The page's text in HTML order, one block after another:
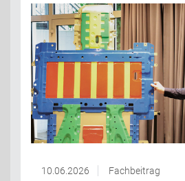
10.06.2026 Fachbeitrag